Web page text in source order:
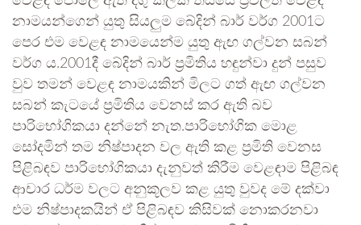
නාමයන්ගෙන් යුතු සියලුම බේදින් බාර් වර්ග 2001ට
පෙර එම වෙළඳ නාමයෙන්ම යුතු ඇඟ ගල්වන සබන්
වර්ග ය.2001දී බේදින් බාර් ප්‍රමිතිය හඳුන්වා දුන් පසුව
වුව තමන් වෙළඳ නාමයකින් මිලට ගත් ඇඟ ගල්වන
සබන් කැටයේ ප්‍රමිතිය වෙනස් කර ඇති බව
පාරිභෝගිකයා දන්නේ නැත.පාරිභෝගික මොළ
සෝදමින් තම නිෂ්පාදන වල ඇති කළ ප්‍රමිති වෙනස
පිළිබඳව පාරිභෝගිකයා දැනුවත් කිරීම වෙළඳාම පිළිබඳ
ආචාර ධර්ම වලට අනුකූලව කළ යුතු වුවද මේ දක්වා
එම නිෂ්පාදකයින් ඒ පිළිබඳව කිසිවක් නොකරනවා